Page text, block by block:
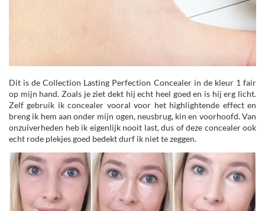
Dit is de Collection Lasting Perfection Concealer in de kleur 1 fair
op mijn hand. Zoals je ziet dekt hij echt heel goed en is hij erg licht.
Zelf gebruik ik concealer vooral voor het highlightende effect en
breng ik hem aan onder mijn ogen, neusbrug, kin en voorhoofd. Van
onzuiverheden heb ik eigenlijk nooit last, dus of deze concealer ook
echt rode plekjes goed bedekt durf ik niet te zeggen.